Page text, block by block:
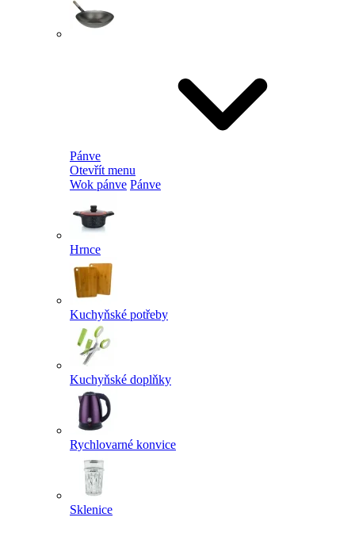
Pánve
Otevřít menu
Wok pánve Pánve
Hrnce
Kuchyňské potřeby
Kuchyňské doplňky
Rychlovarné konvice
Sklenice